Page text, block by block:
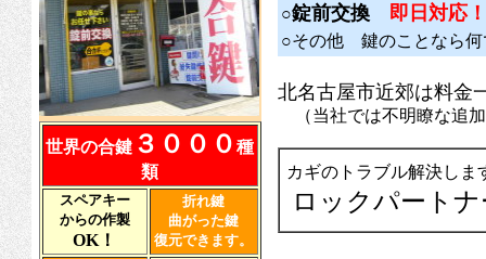
世界の合鍵 ３０００ 種
類
スペアキー
からの作製
OK！
折れ鍵
曲がった鍵
復元できます。
○錠前交換 即日対応！
○その他 鍵のことなら
北名古屋市近郊は料金
（当社では不明瞭な追
カギのトラブル解決しま
ロックパートナ